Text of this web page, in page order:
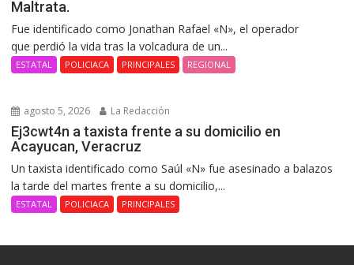
Maltrata.
Fue identificado como Jonathan Rafael «N», el operador
que perdió la vida tras la volcadura de un...
ESTATAL POLICIACA PRINCIPALES REGIONAL
agosto 5, 2026 La Redacción
Ej3cwt4n a taxista frente a su domicilio en
Acayucan, Veracruz
Un taxista identificado como Saúl «N» fue asesinado a balazos
la tarde del martes frente a su domicilio,...
ESTATAL POLICIACA PRINCIPALES